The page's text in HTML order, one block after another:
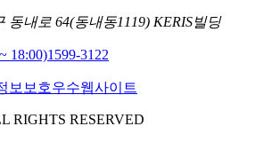
동내로 64(동내동1119) KERIS빌딩
18:00)1599-3122
RIGHTS RESERVED